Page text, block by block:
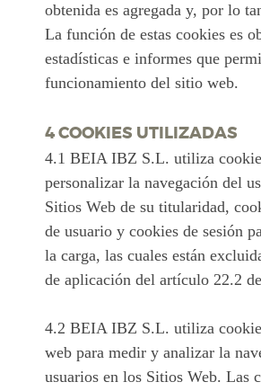
obtenida es agregada y, por lo
La función de estas cookies es
estadísticas e informes que
funcionamiento del sitio web.
4 COOKIES UTILIZADAS
4.1 BEIA IBZ S.L. utiliza
personalizar la navegación del
Sitios Web de su titularidad,
de usuario y cookies de sesión
la carga, las cuales están
de aplicación del artículo 22.2
4.2 BEIA IBZ S.L. utiliza
web para medir y analizar la
usuarios en los Sitios Web. Las